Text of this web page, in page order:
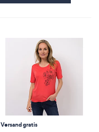
Versand gratis